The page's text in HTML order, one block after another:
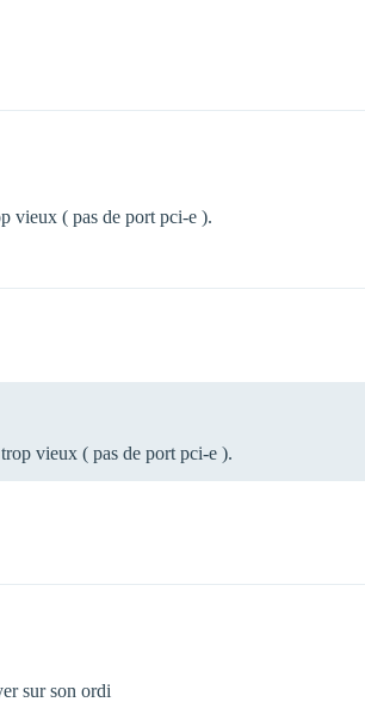
vieux ( pas de port pci-e ).
vieux ( pas de port pci-e ).
sur son ordi